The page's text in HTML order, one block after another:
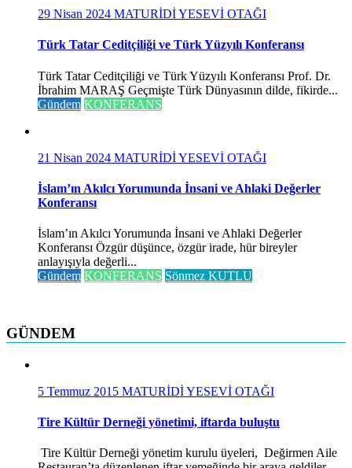
29 Nisan 2024 MATURİDİ YESEVİ OTAĞI
Türk Tatar Ceditçiliği ve Türk Yüzyılı Konferansı
Türk Tatar Ceditçiliği ve Türk Yüzyılı Konferansı Prof. Dr.
İbrahim MARAŞ Geçmişte Türk Dünyasının dilde, fikirde...
Gündem KONFERANS
21 Nisan 2024 MATURİDİ YESEVİ OTAĞI
İslam’ın Akılcı Yorumunda İnsani ve Ahlaki Değerler
Konferansı
İslam’ın Akılcı Yorumunda İnsani ve Ahlaki Değerler
Konferansı Özgür düşünce, özgür irade, hür bireyler
anlayışıyla değerli...
Gündem KONFERANS Sönmez KUTLU
GÜNDEM
5 Temmuz 2015 MATURİDİ YESEVİ OTAĞI
Tire Kültür Derneği yönetimi, iftarda buluştu
Tire Kültür Derneği yönetim kurulu üyeleri, Değirmen Aile